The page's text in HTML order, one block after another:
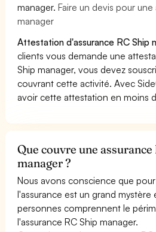
manager.Faire un devis pour une
manager
Attestation d'assurance RC Ship
clients vous demande une
Ship manager, vous devez
couvrant cette activité. Avec
avoir cette attestation en moins
Que couvre une
manager ?
Nous avons conscience que
l'assurance est un grand mystère
personnes comprennent le
l'assurance RC Ship manager.